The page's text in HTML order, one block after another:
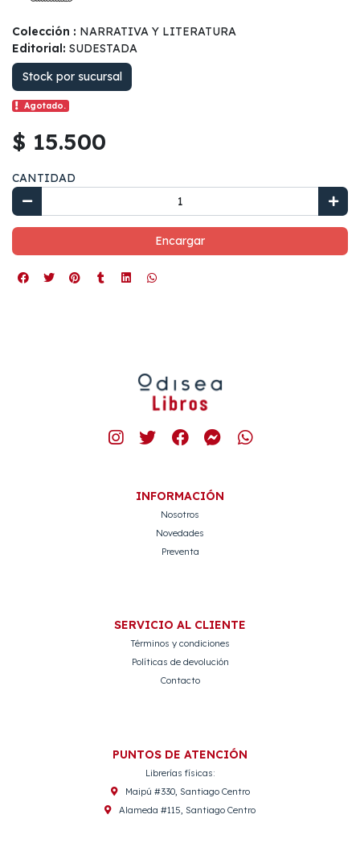
Colección : NARRATIVA Y LITERATURA
Editorial: SUDESTADA
Stock por sucursal
Agotado.
$ 15.500
CANTIDAD
Encargar
INFORMACIÓN
Nosotros
Novedades
Preventa
SERVICIO AL CLIENTE
Términos y condiciones
Políticas de devolución
Contacto
PUNTOS DE ATENCIÓN
Librerías físicas:
Maipú #330, Santiago Centro
Alameda #115, Santiago Centro